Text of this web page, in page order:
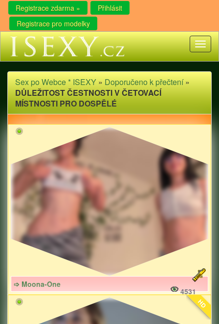
Registrace zdarma »
Přihlásit
Registrace pro modelky
Sex po Webce * ISEXY » Doporučeno k přečtení»
DŮLEŽITOST ČESTNOSTI V ČETOVACÍ
MÍSTNOSTI PRO DOSPĚLÉ
➩ Moona-One
4531
HD